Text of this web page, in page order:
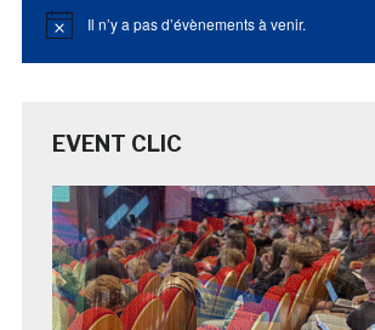
Notice Il n’y a pas d’évènements à venir.
EVENT CLIC